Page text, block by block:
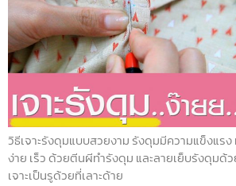
วิธีเจาะรังดุมแบบสวยงาม รังดุมมีความแข็งแรง
ง่าย เร็ว ด้วยตีนผีทำรังดุม และลายเย็บรังดุมด้
เจาะเป็นรูด้วยที่เลาะด้าย